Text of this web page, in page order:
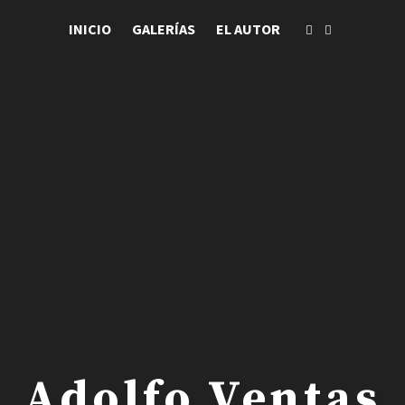
INICIO GALERÍAS EL AUTOR